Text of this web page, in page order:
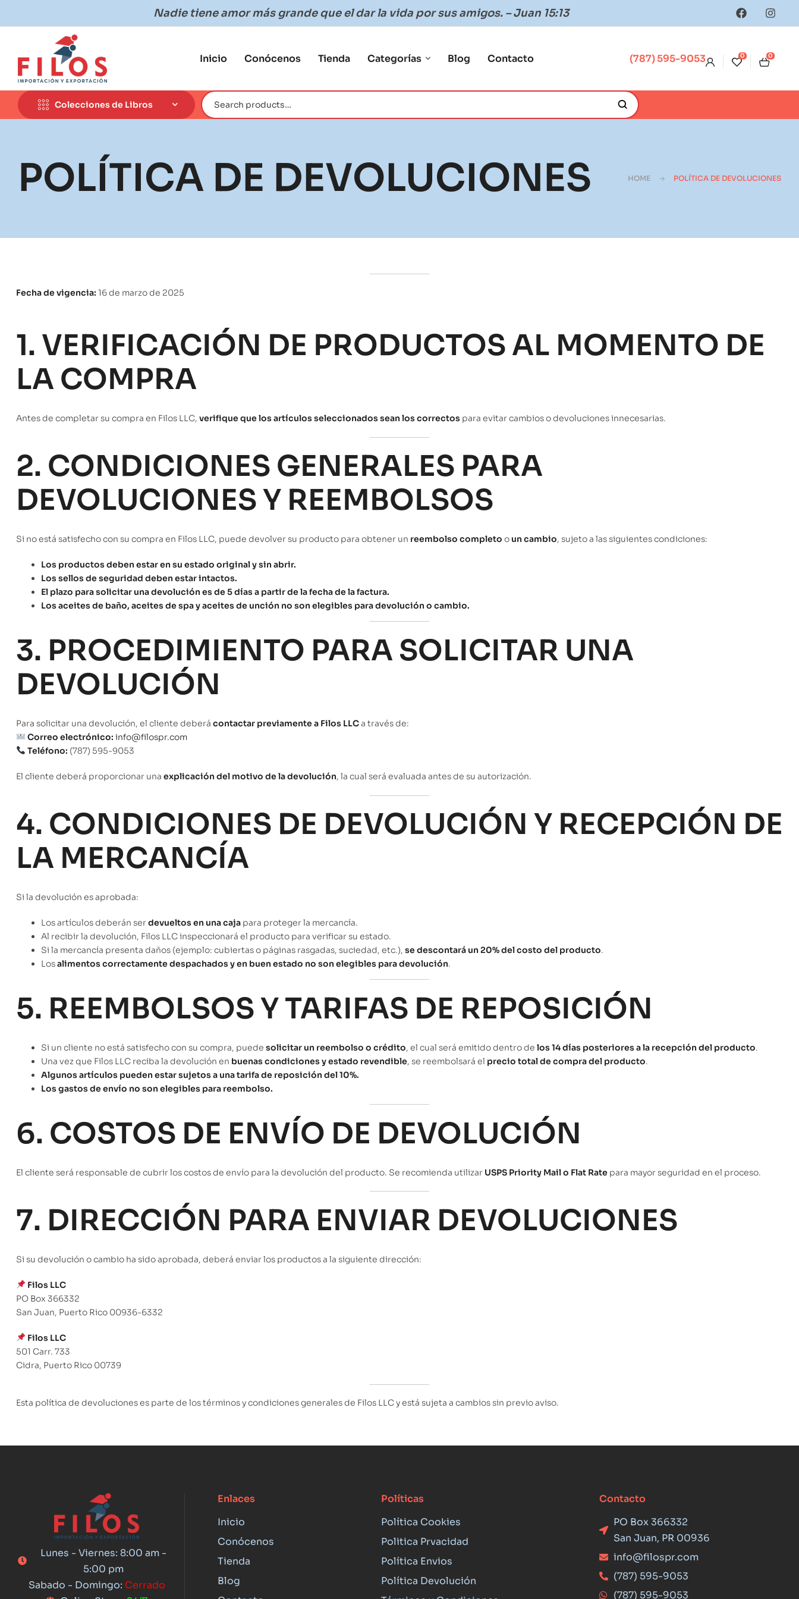
Nadie tiene amor más grande que el dar la vida por sus amigos. – Juan 15:13
Inicio Conócenos Tienda Categorías Blog Contacto (787) 595-9053 0 0
Colecciones de Libros
POLÍTICA DE DEVOLUCIONES HOME POLÍTICA DE DEVOLUCIONES
Fecha de vigencia: 16 de marzo de 2025
1. VERIFICACIÓN DE PRODUCTOS AL MOMENTO DE
LA COMPRA
Antes de completar su compra en Filos LLC, verifique que los artículos seleccionados sean los correctos para evitar cambios o devoluciones innecesarias.
2. CONDICIONES GENERALES PARA
DEVOLUCIONES Y REEMBOLSOS
Si no está satisfecho con su compra en Filos LLC, puede devolver su producto para obtener un reembolso completo o un cambio, sujeto a las siguientes condiciones:
Los productos deben estar en su estado original y sin abrir.
Los sellos de seguridad deben estar intactos.
El plazo para solicitar una devolución es de 5 días a partir de la fecha de la factura.
Los aceites de baño, aceites de spa y aceites de unción no son elegibles para devolución o cambio.
3. PROCEDIMIENTO PARA SOLICITAR UNA
DEVOLUCIÓN
Para solicitar una devolución, el cliente deberá contactar previamente a Filos LLCa través de:
Correo electrónico: info@filospr.com
Teléfono: (787) 595-9053
El cliente deberá proporcionar una explicación del motivo de la devolución, la cual será evaluada antes de su autorización.
4. CONDICIONES DE DEVOLUCIÓN Y RECEPCIÓN DE
LA MERCANCÍA
Si la devolución es aprobada:
Los artículos deberán serdevueltos en una caja para proteger la mercancía.
Al recibir la devolución, Filos LLC inspeccionará el producto para verificar su estado.
Si la mercancía presenta daños (ejemplo: cubiertas o páginas rasgadas, suciedad, etc.), se descontará un 20% del costo del producto.
Losalimentos correctamente despachados y en buen estado no son elegibles para devolución.
5. REEMBOLSOS Y TARIFAS DE REPOSICIÓN
Si un cliente no está satisfecho con su compra, puede solicitar un reembolso o crédito, el cual será emitido dentro de los 14 días posteriores a la recepción del producto.
Una vez que Filos LLC reciba la devolución en buenas condiciones y estado revendible, se reembolsará el precio total de compra del producto.
Algunos artículos pueden estar sujetos a una tarifa de reposición del 10%.
Los gastos de envío no son elegibles para reembolso.
6. COSTOS DE ENVÍO DE DEVOLUCIÓN
El cliente será responsable de cubrir los costos de envío para la devolución del producto. Se recomienda utilizar USPS Priority Mail o Flat Rate para mayor seguridad en el proceso.
7. DIRECCIÓN PARA ENVIAR DEVOLUCIONES
Si su devolución o cambio ha sido aprobada, deberá enviar los productos a la siguiente dirección:
Filos LLC
PO Box 366332
San Juan, Puerto Rico 00936-6332
Filos LLC
501 Carr. 733
Cidra, Puerto Rico 00739
Esta política de devoluciones es parte de los términos y condiciones generales de Filos LLC y está sujeta a cambios sin previo aviso.
Lunes - Viernes: 8:00 am -
5:00 pm
Sabado - Domingo: Cerrado
Enlaces
Inicio
Conócenos
Tienda
Blog
Políticas
Política Cookies
Politica Prvacidad
Política Envios
Política Devolución
Contacto
PO Box 366332
San Juan, PR 00936
info@filospr.com
(787) 595-9053
(787) 595-9053